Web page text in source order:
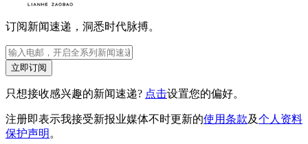
订阅新闻速递，洞悉时代脉搏。
立即订阅
只想接收感兴趣的新闻速递? 点击设置您的偏好。
注册即表示我接受新报业媒体不时更新的使用条款及个人资料
保护声明 。